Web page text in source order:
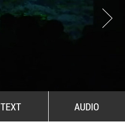
PEOPLE OF ROMANIA se lansează la
galeria Simeza
All Stars For Outernational
TEXT AUDIO